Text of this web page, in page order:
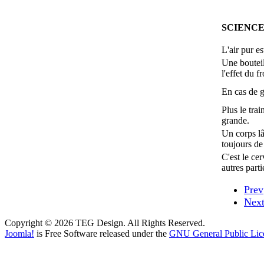
L'air pur
Une
l'effet du
En cas de
Plus le
grande.
Un corps
toujours
C'est le
autres
Prev
Next
Copyright © 2026 TEG Design. All Rights Reserved.
Joomla! is Free Software released under the GNU General Public